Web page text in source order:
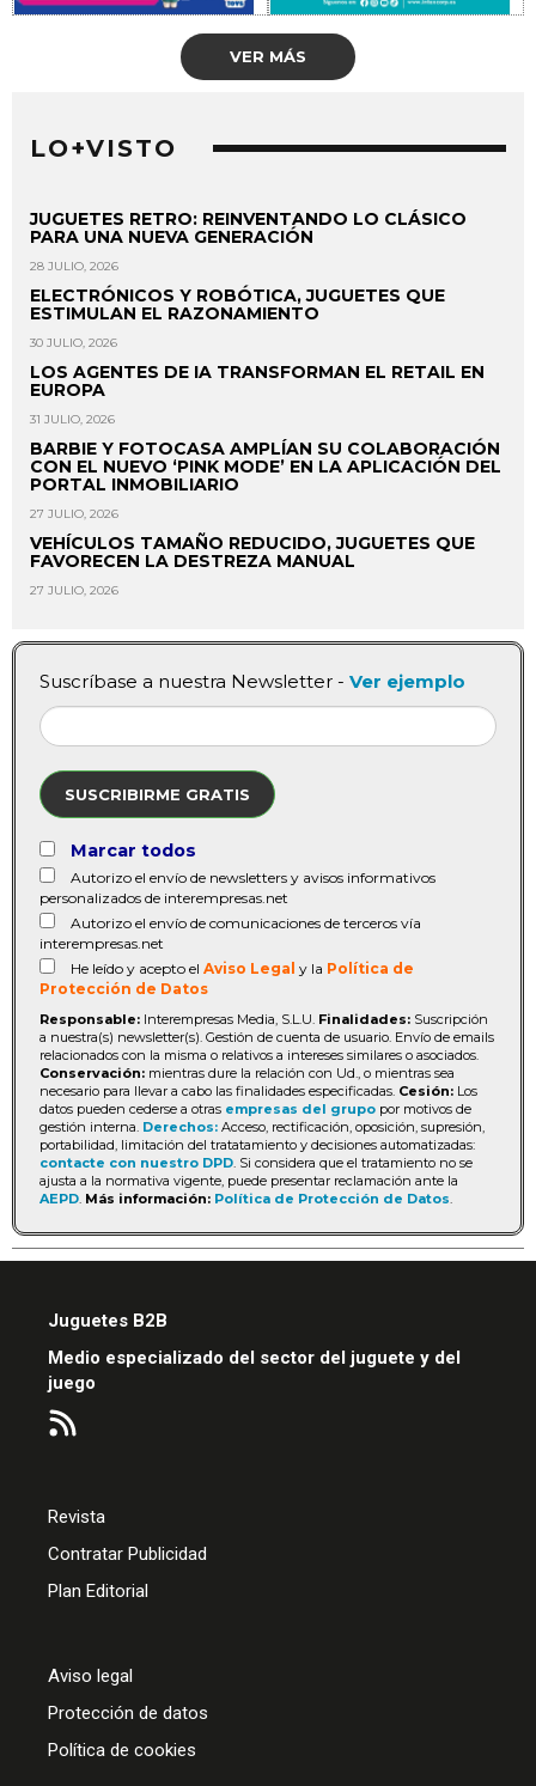
VER MÁS
LO+VISTO
JUGUETES RETRO: REINVENTANDO LO CLÁSICO
PARA UNA NUEVA GENERACIÓN
28 JULIO, 2026
ELECTRÓNICOS Y ROBÓTICA, JUGUETES QUE
ESTIMULAN EL RAZONAMIENTO
30 JULIO, 2026
LOS AGENTES DE IA TRANSFORMAN EL RETAIL EN
EUROPA
31 JULIO, 2026
BARBIE Y FOTOCASA AMPLÍAN SU COLABORACIÓN
CON EL NUEVO ‘PINK MODE’ EN LA APLICACIÓN DEL
PORTAL INMOBILIARIO
27 JULIO, 2026
VEHÍCULOS TAMAÑO REDUCIDO, JUGUETES QUE
FAVORECEN LA DESTREZA MANUAL
27 JULIO, 2026
Suscríbase a nuestra Newsletter - Ver ejemplo
SUSCRIBIRME GRATIS
Marcar todos
Autorizo el envío de newsletters y avisos informativos
personalizados de interempresas.net
Autorizo el envío de comunicaciones de terceros vía
interempresas.net
He leído y acepto el Aviso Legal y la Política de
Protección de Datos
Responsable: Interempresas Media, S.L.U. Finalidades: Suscripción
a nuestra(s) newsletter(s). Gestión de cuenta de usuario. Envío de emails
relacionados con la misma o relativos a intereses similares o asociados.
Conservación: mientras dure la relación con Ud., o mientras sea
necesario para llevar a cabo las finalidades especificadas. Cesión: Los
datos pueden cederse a otras empresas del grupo por motivos de
gestión interna. Derechos: Acceso, rectificación, oposición, supresión,
portabilidad, limitación del tratatamiento y decisiones automatizadas:
contacte con nuestro DPD . Si considera que el tratamiento no se
ajusta a la normativa vigente, puede presentar reclamación ante la
AEPD Más información: Política de Protección de Datos
Juguetes B2B
Medio especializado del sector del juguete y del
juego
Revista
Contratar Publicidad
Plan Editorial
Aviso legal
Protección de datos
Política de cookies